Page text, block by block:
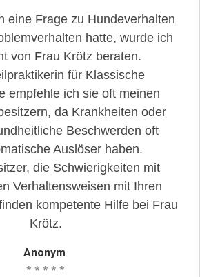
eine Frage zu Hundeverhalten
hatte, wurde ich
von Frau Krötz beraten.
für Klassische
empfehle ich sie oft meinen
da Krankheiten oder
Beschwerden oft
Auslöser haben.
die Schwierigkeiten mit
Verhaltensweisen mit Ihren
kompetente Hilfe bei Frau
Krötz.
Anonym
* * * * *